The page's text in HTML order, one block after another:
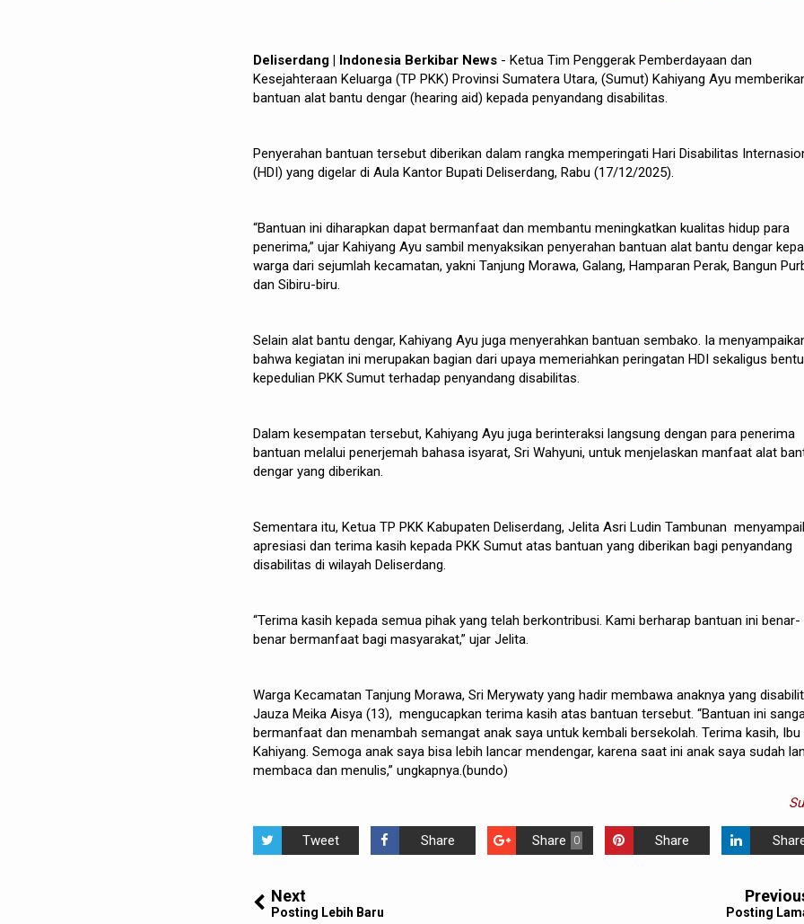
Deliserdang | Indonesia Berkibar News - Ketua Tim Penggerak Pemberdayaan dan
Kesejahteraan Keluarga (TP PKK) Provinsi Sumatera Utara, (Sumut) Kahiyang Ayu
bantuan alat bantu dengar (hearing aid) kepada penyandang disabilitas.
Penyerahan bantuan tersebut diberikan dalam rangka memperingati Hari Disabilitas
(HDI) yang digelar di Aula Kantor Bupati Deliserdang, Rabu (17/12/2025).
“Bantuan ini diharapkan dapat bermanfaat dan membantu meningkatkan kualitas hidup para
penerima,” ujar Kahiyang Ayu sambil menyaksikan penyerahan bantuan alat bantu dengar
warga dari sejumlah kecamatan, yakni Tanjung Morawa, Galang, Hamparan Perak, Bangun
dan Sibiru-biru.
Selain alat bantu dengar, Kahiyang Ayu juga menyerahkan bantuan sembako. Ia
bahwa kegiatan ini merupakan bagian dari upaya memeriahkan peringatan HDI sekaligus
kepedulian PKK Sumut terhadap penyandang disabilitas.
Dalam kesempatan tersebut, Kahiyang Ayu juga berinteraksi langsung dengan para penerima
bantuan melalui penerjemah bahasa isyarat, Sri Wahyuni, untuk menjelaskan manfaat alat
dengar yang diberikan.
Sementara itu, Ketua TP PKK Kabupaten Deliserdang, Jelita Asri Ludin Tambunan
apresiasi dan terima kasih kepada PKK Sumut atas bantuan yang diberikan bagi penyandang
disabilitas di wilayah Deliserdang.
“Terima kasih kepada semua pihak yang telah berkontribusi. Kami berharap bantuan ini benar-
benar bermanfaat bagi masyarakat,” ujar Jelita.
Warga Kecamatan Tanjung Morawa, Sri Merywaty yang hadir membawa anaknya yang
Jauza Meika Aisya (13), mengucapkan terima kasih atas bantuan tersebut. “Bantuan ini
bermanfaat dan menambah semangat anak saya untuk kembali bersekolah. Terima kasih, Ibu
Kahiyang. Semoga anak saya bisa lebih lancar mendengar, karena saat ini anak saya sudah
membaca dan menulis,” ungkapnya.(bundo)
Tweet Share 0
Share Share
Next
Posting Lebih Baru Posting